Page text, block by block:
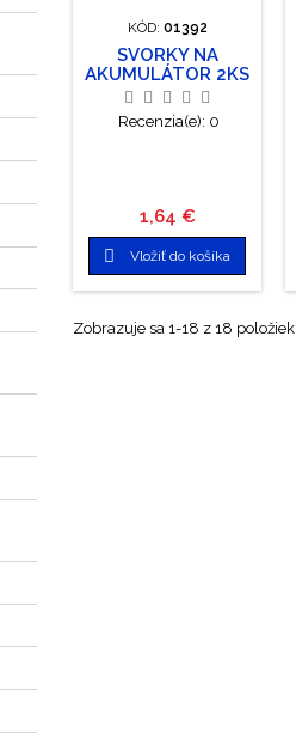
KÓD: 01392
SVORKY NA
AKUMULÁTOR 2KS
Recenzia(e): 0
Cena
1,64 €
 Vložiť do košíka
Zobrazuje sa 1-18 z 18 položiek